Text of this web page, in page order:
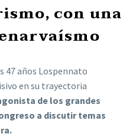
con una
47 años Lospennato
en su trayectoria
de los grandes
a discutir temas